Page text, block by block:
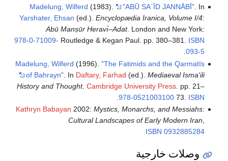
Madelung, Wilferd(1983). "ABŪ SAʿĪD JANNĀBĪ" . In
Yarshater, Ehsan(ed.).Encyclopædia Iranica, Volume I/4:
Abū Manṣūr Heravı̄–Adat . London and New York:
Routledge & Kegan Paul. pp. 380–381.ISBN
978-0-71009-
093-5
.
Madelung, Wilferd(1996)."The Fatimids and the Qarmatīs
of Bahrayn" . InDaftary, Farhad(ed.).Mediaeval Isma'ili
History and Thought .Cambridge University Press . pp. 21–
73.ISBN
978-0521003100
.
Kathryn Babayan 2002:Mystics, Monarchs, and Messiahs:
Cultural Landscapes of Early Modern Iran
ISBN 0932885284
وصلات خارجية